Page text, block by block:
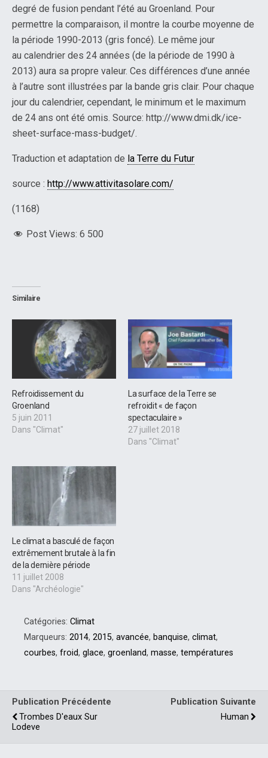
degré de fusion pendant l’été au Groenland. Pour
permettre la comparaison, il montre la courbe moyenne de
la période 1990-2013 (gris foncé). Le même jour
au calendrier des 24 années (de la période de 1990 à
2013) aura sa propre valeur. Ces différences d’une année
à l’autre sont illustrées par la bande gris clair. Pour chaque
jour du calendrier, cependant, le minimum et le maximum
de 24 ans ont été omis. Source: http://www.dmi.dk/ice-
sheet-surface-mass-budget/.
Traduction et adaptation de la Terre du Futur
source : http://www.attivitasolare.com/
(1168)
Post Views: 6 500
Similaire
Refroidissement du
Groenland
5 juin 2011
Dans "Climat"
La surface de la Terre se
refroidit « de façon
spectaculaire »
27 juillet 2018
Dans "Climat"
Le climat a basculé de façon
extrêmement brutale à la fin
de la dernière période
11 juillet 2008
Dans "Archéologie"
Catégories: Climat
Marqueurs: 2014, 2015, avancée, banquise, climat,
courbes, froid, glace, groenland, masse, températures
Publication Précédente
Trombes D'eaux Sur
Lodeve
Publication Suivante
Human